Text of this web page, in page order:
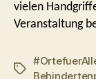
vielen
Veranstaltung
Schlagwörter